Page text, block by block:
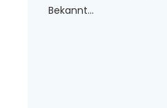
Bekannt...